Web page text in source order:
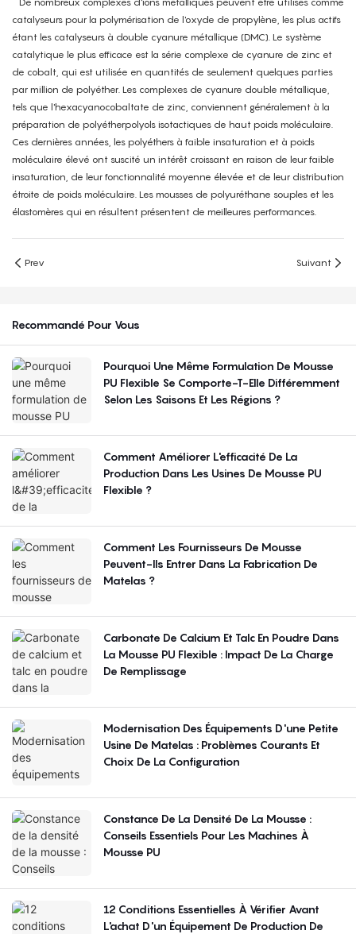
catalyseurs pour la polymérisation de l'oxyde de propylène, les plus actifs
étant les catalyseurs à double cyanure métallique (DMC). Le système
catalytique le plus efficace est la série complexe de cyanure de zinc et
de cobalt, qui est utilisée en quantités de seulement quelques parties
par million de polyéther. Les complexes de cyanure double métallique,
tels que l'hexacyanocobaltate de zinc, conviennent généralement à la
préparation de polyétherpolyols isotactiques de haut poids moléculaire.
Ces dernières années, les polyéthers à faible insaturation et à poids
moléculaire élevé ont suscité un intérêt croissant en raison de leur faible
insaturation, de leur fonctionnalité moyenne élevée et de leur distribution
étroite de poids moléculaire. Les mousses de polyuréthane souples et les
élastomères qui en résultent présentent de meilleures performances.
Prev Suivant
Recommandé Pour Vous
Pourquoi Une Même Formulation De Mousse
PU Flexible Se Comporte-T-Elle Différemment
Selon Les Saisons Et Les Régions ?
Comment Améliorer L'efficacité De La
Production Dans Les Usines De Mousse PU
Flexible ?
Comment Les Fournisseurs De Mousse
Peuvent-Ils Entrer Dans La Fabrication De
Matelas ?
Carbonate De Calcium Et Talc En Poudre Dans
La Mousse PU Flexible : Impact De La Charge
De Remplissage
Modernisation Des Équipements D'une Petite
Usine De Matelas : Problèmes Courants Et
Choix De La Configuration
Constance De La Densité De La Mousse :
Conseils Essentiels Pour Les Machines À
Mousse PU
12 Conditions Essentielles À Vérifier Avant
L'achat D'un Équipement De Production De